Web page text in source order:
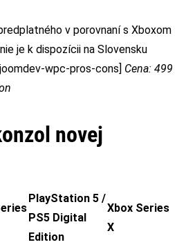
v porovnaní s Xboxom
je k dispozícii na Slovensku
wpc-pros-cons] Cena: 499
novej
PlayStation 5 /
PS5 Digital
Edition
Xbox Series
X